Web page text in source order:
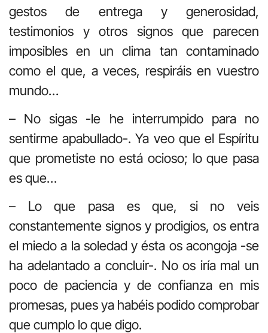
gestos de entrega y generosidad,
testimonios y otros signos que parecen
imposibles en un clima tan contaminado
como el que, a veces, respiráis en vuestro
mundo…
– No sigas -le he interrumpido para no
sentirme apabullado-. Ya veo que el Espíritu
que prometiste no está ocioso; lo que pasa
es que…
– Lo que pasa es que, si no veis
constantemente signos y prodigios, os entra
el miedo a la soledad y ésta os acongoja -se
ha adelantado a concluir-. No os iría mal un
poco de paciencia y de confianza en mis
promesas, pues ya habéis podido comprobar
que cumplo lo que digo.